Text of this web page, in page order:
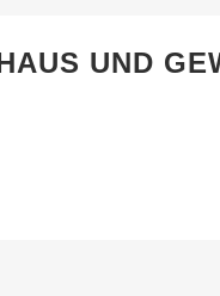
UND